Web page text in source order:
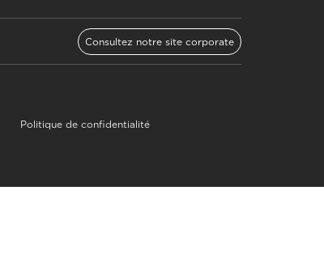
Consultez notre site corporate
Politique de confidentialité